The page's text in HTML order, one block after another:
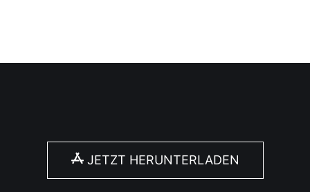
JETZT HERUNTERLADEN